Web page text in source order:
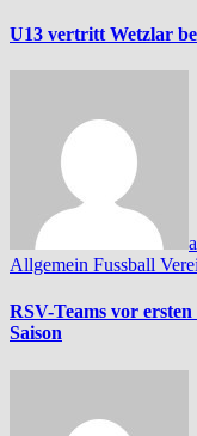
U13 vertritt Wetzlar
Allgemein Fussball
RSV-Teams vor
Saison